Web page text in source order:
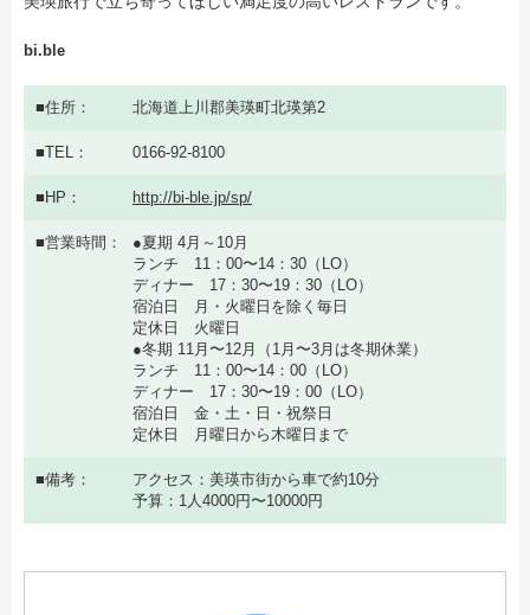
bi.ble
住所 北海道上川郡美瑛町北瑛第2
TEL 0166-92-8100
HP http://bi-ble.jp/sp/
営業時間
●夏期 4月～10月
ランチ 11：00〜14：30（LO）
ディナー 17：30〜19：30（LO）
宿泊日 月・火曜日を除く毎日
定休日 火曜日
●冬期 11月〜12月（1月〜3月は冬期休業）
ランチ 11：00〜14：00（LO）
ディナー 17：30〜19：00（LO）
宿泊日 金・土・日・祝祭日
定休日 月曜日から木曜日まで
備考
アクセス：美瑛市街から車で約10分
予算：1人4000円〜10000円